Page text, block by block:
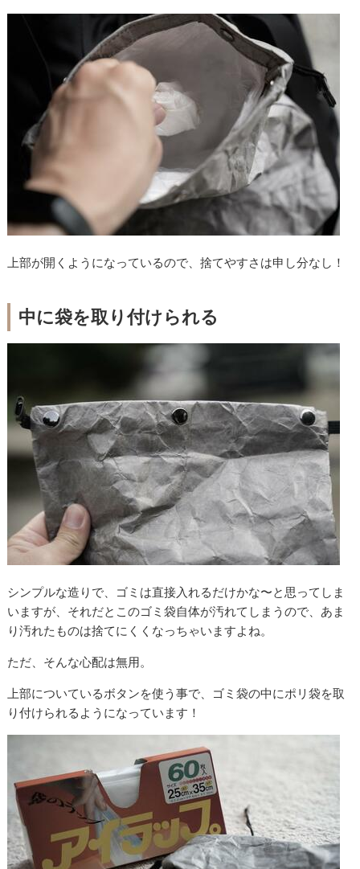
上部が開くようになっているので、捨てやすさは申し分なし！
中に袋を取り付けられる
シンプルな造りで、ゴミは直接入れるだけかな〜と思ってしま
いますが、それだとこのゴミ袋自体が汚れてしまうので、あま
り汚れたものは捨てにくくなっちゃいますよね。
ただ、そんな心配は無用。
上部についているボタンを使う事で、ゴミ袋の中にポリ袋を取
り付けられるようになっています！